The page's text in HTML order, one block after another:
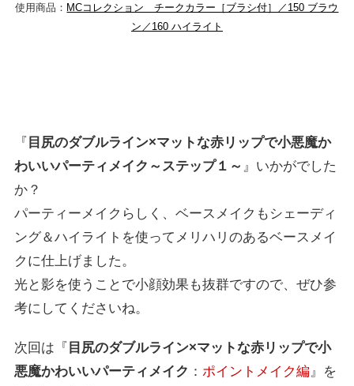
使用商品： MCコレクション チークカラー［ブラシ付］／150 ブラウ
ン／160 ハイライト
『 目尻のダブルライン×マットな赤リップで小悪魔か
わいいパーティメイク～ステップ１～ 』いかがでした
か？
パーティーメイクらしく、ベースメイクもシェーディ
ング＆ハイライトを使ってメリハリのあるベースメイ
クに仕上げました。
光と影を使うことで小顔効果も抜群ですので、ぜひ参
考にしてくださいね。
次回は『 目尻のダブルライン×マットな赤リップで小
悪魔かわいいパーティメイク ：ポイントメイク編』を